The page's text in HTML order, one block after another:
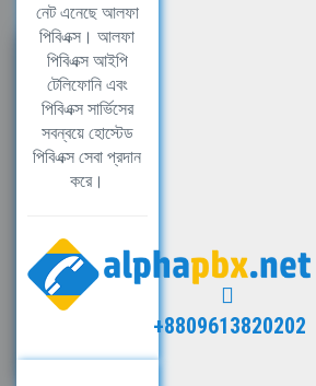
নেট এনেছে আলফা
পিবিএক্স। আলফা
পিবিএক্স আইপি
টেলিফোনি এবং
পিবিএক্স সার্ভিসের
সবন্বয়ে হোস্টেড
পিবিএক্স সেবা প্রদান
করে।
+8809613820202